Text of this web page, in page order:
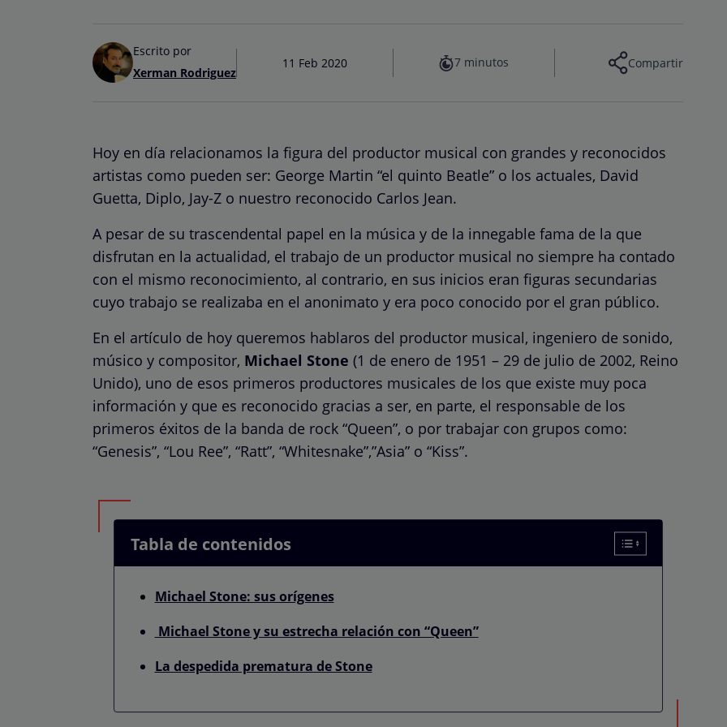
Escrito por
Xerman Rodriguez
11 Feb 2020 7 minutos Compartir
Hoy en día relacionamos la figura del productor musical con grandes y reconocidos
artistas como pueden ser: George Martin “el quinto Beatle” o los actuales, David
Guetta, Diplo, Jay-Z o nuestro reconocido Carlos Jean.
A pesar de su trascendental papel en la música y de la innegable fama de la que
disfrutan en la actualidad, el trabajo de un productor musical no siempre ha contado
con el mismo reconocimiento, al contrario, en sus inicios eran figuras secundarias
cuyo trabajo se realizaba en el anonimato y era poco conocido por el gran público.
En el artículo de hoy queremos hablaros del productor musical, ingeniero de sonido,
músico y compositor, Michael Stone (1 de enero de 1951 – 29 de julio de 2002, Reino
Unido), uno de esos primeros productores musicales de los que existe muy poca
información y que es reconocido gracias a ser, en parte, el responsable de los
primeros éxitos de la banda de rock “Queen”, o por trabajar con grupos como:
“Genesis”, “Lou Ree”, “Ratt”, “Whitesnake”,”Asia” o “Kiss”.
Tabla de contenidos
Michael Stone: sus orígenes
Michael Stone y su estrecha relación con “Queen”
La despedida prematura de Stone